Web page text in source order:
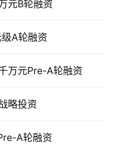
元B轮融资
A轮融资
万元Pre-A轮融资
略投资
A轮融资